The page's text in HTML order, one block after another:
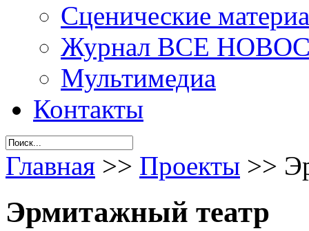
Сценические
Журнал ВСЕ
Мультимедиа
Контакты
Главная >> Проекты >>
Эрмитажный театр